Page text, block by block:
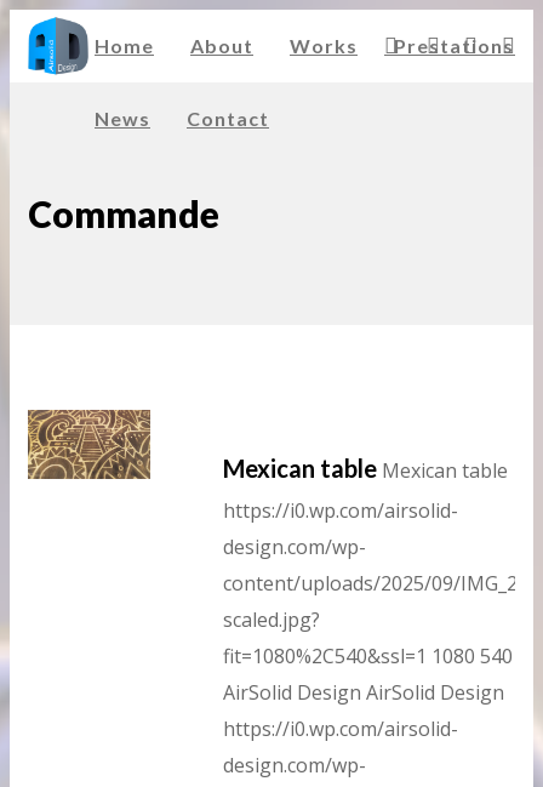
Home About Works Prestations
News Contact
Commande
Mexican table Mexican table
https://i0.wp.com/airsolid-
design.com/wp-
content/uploads/2025/09/
scaled.jpg?
fit=1080%2C540&ssl=1 1080 540
AirSolid Design AirSolid Design
https://i0.wp.com/airsolid-
design.com/wp-